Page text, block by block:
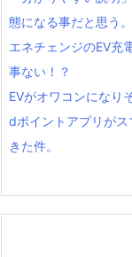
態になる事だと思う。
エネチェンジのEV充
事ない！？
EVがオワコンになり
dポイントアプリが
きた件。